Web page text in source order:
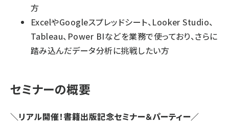
方
ExcelやGoogleスプレッドシート、Looker Studio、
Tableau、Power BIなどを業務で使っており、さらに
踏み込んだデータ分析に挑戦したい方
セミナーの概要
＼リアル開催！書籍出版記念セミナー＆パーティー／